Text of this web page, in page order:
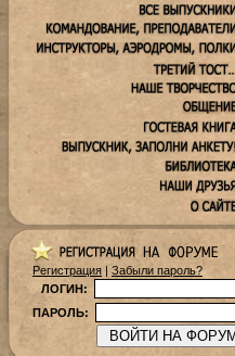
Регистрация | Забыли пароль?
ЛОГИН:
ПАРОЛЬ: